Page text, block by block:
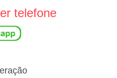
telefone